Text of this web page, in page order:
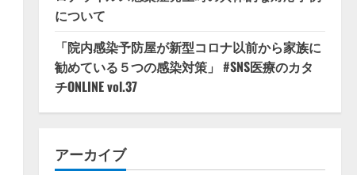
について
「院内感染予防屋が新型コロナ以前から家族に
勧めている５つの感染対策」 #SNS医療のカタ
チONLINE vol.37
アーカイブ